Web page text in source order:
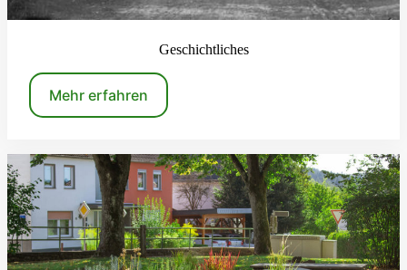
Geschichtliches
Mehr erfahren